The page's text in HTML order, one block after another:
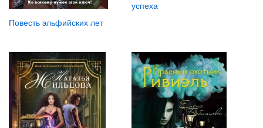
Повесть эльфийских лет
успеха